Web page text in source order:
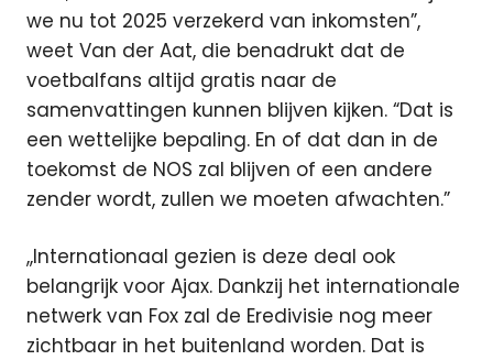
we nu tot 2025 verzekerd van inkomsten”,
weet Van der Aat, die benadrukt dat de
voetbalfans altijd gratis naar de
samenvattingen kunnen blijven kijken. “Dat is
een wettelijke bepaling. En of dat dan in de
toekomst de NOS zal blijven of een andere
zender wordt, zullen we moeten afwachten.”
,,Internationaal gezien is deze deal ook
belangrijk voor Ajax. Dankzij het internationale
netwerk van Fox zal de Eredivisie nog meer
zichtbaar in het buitenland worden. Dat is